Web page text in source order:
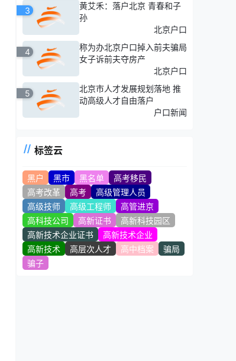
3
黄艾禾：落户北京 青春和子
孙
北京户口
4
称为办北京户口掉入前夫骗局
女子诉前夫夺房产
北京户口
5
北京市人才发展规划落地 推
动高级人才自由落户
户口新闻
标签云
黑户 黑市 黑名单
高考移民
高考改革
高考
高级管理人员
高级技师
高级工程师
高管进京
高科技公司
高新证书
高新科技园区
高新技术企业证书
高新技术企业
高新技术
高层次人才 高中档案
骗局
骗子